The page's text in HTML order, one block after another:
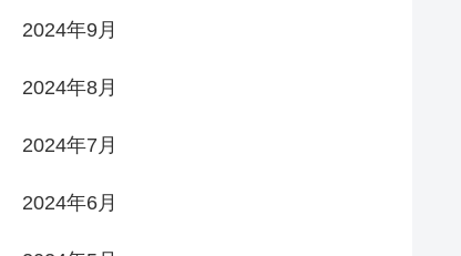
2024年9月
2024年8月
2024年7月
2024年6月